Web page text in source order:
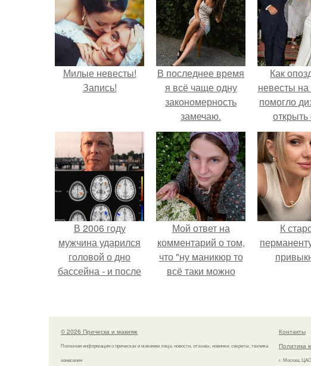
Милые невесты!
Запись!
В последнее время
я всё чаще одну
закономерность
замечаю.
Как
невесты на
помогло
открыть
В 2006 году
мужчина ударился
головой о дно
бассейна - и после
странным образом.
Мой ответ на
комментарий о том,
что "ну маникюр то
всё таки можно
К
© 2026 Прическа и макияж
Полезная информация о прическах и макияже лица, новости, отзывы, новинки, секреты, техника
нанесения
Контакты
Политика
г. Москва,